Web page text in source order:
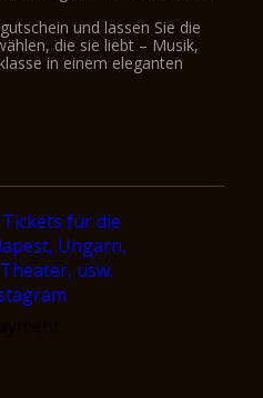
und lassen Sie die
die sie liebt – Musik,
in einem eleganten